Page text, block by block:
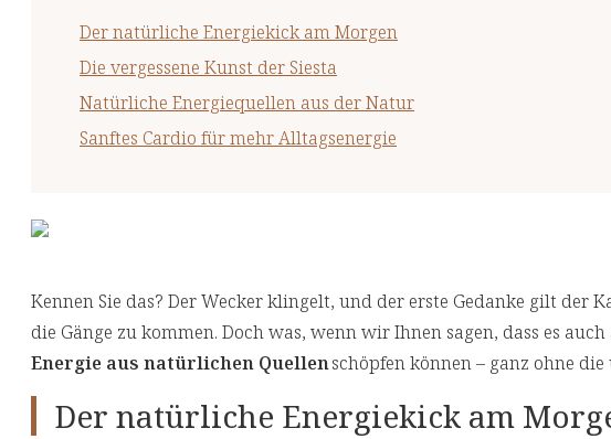
Der natürliche Energiekick am Morgen
Die vergessene Kunst der Siesta
Natürliche Energiequellen aus der Natur
Sanftes Cardio für mehr Alltagsenergie
Kennen Sie das? Der Wecker klingelt, und der erste Gedanke gilt
die Gänge zu kommen. Doch was, wenn wir Ihnen sagen, dass es
Energie aus natürlichen Quellenschöpfen können – ganz ohne
Der natürliche Energiekick am